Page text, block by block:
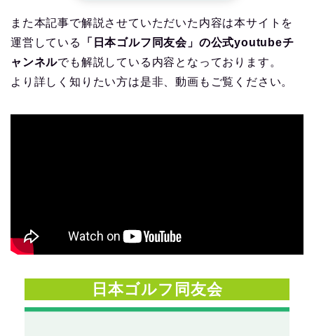
また本記事で解説させていただいた内容は本サイトを
運営している
「日本ゴルフ同友会」の公式youtubeチ
ャンネルでも解説している内容となっております。
より詳しく知りたい方は是非、動画もご覧ください。
日本ゴルフ同友会